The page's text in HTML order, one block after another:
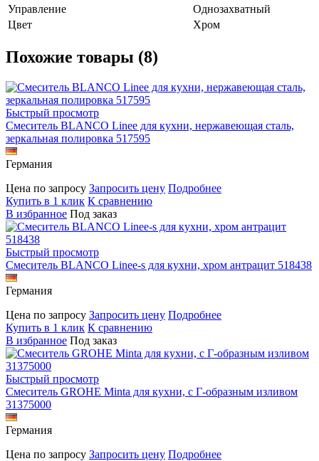
Управление
Однозахватный
Цвет
Хром
Похожие товары (8)
Быстрый просмотр
Смеситель BLANCO Linee для кухни, нержавеющая сталь,
зеркальная полировка 517595
Германия
Цена по запросу Запросить цену Подробнее
Купить в 1 клик К сравнению
В избранное Под заказ
Быстрый просмотр
Смеситель BLANCO Linee-s для кухни, хром антрацит 518438
Германия
Цена по запросу Запросить цену Подробнее
Купить в 1 клик К сравнению
В избранное Под заказ
Быстрый просмотр
Смеситель GROHE Minta для кухни, с Г-образным изливом
31375000
Германия
Цена по запросу Запросить цену Подробнее